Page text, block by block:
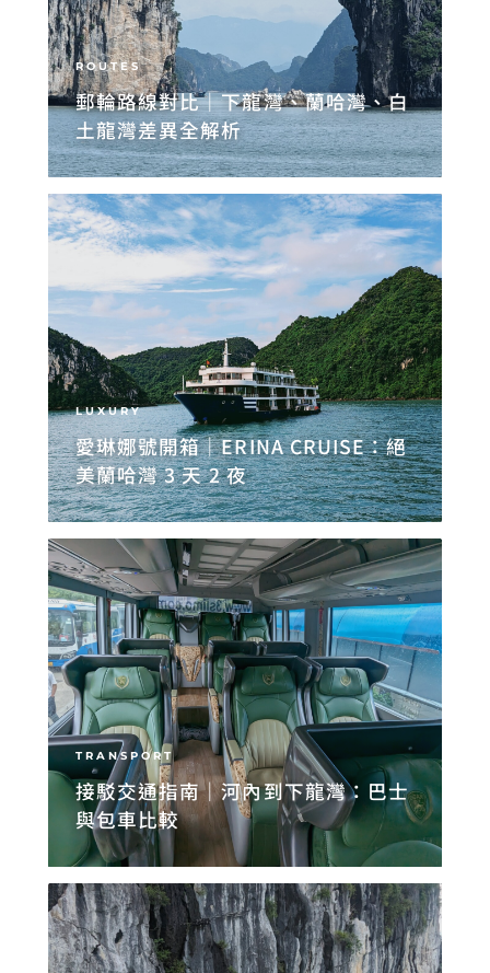
ROUTES
郵輪路線對比｜下龍灣、蘭哈灣、白
土龍灣差異全解析
LUXURY
愛琳娜號開箱｜ERINA CRUISE：絕
美蘭哈灣 3 天 2 夜
TRANSPORT
接駁交通指南｜河內到下龍灣：巴士
與包車比較